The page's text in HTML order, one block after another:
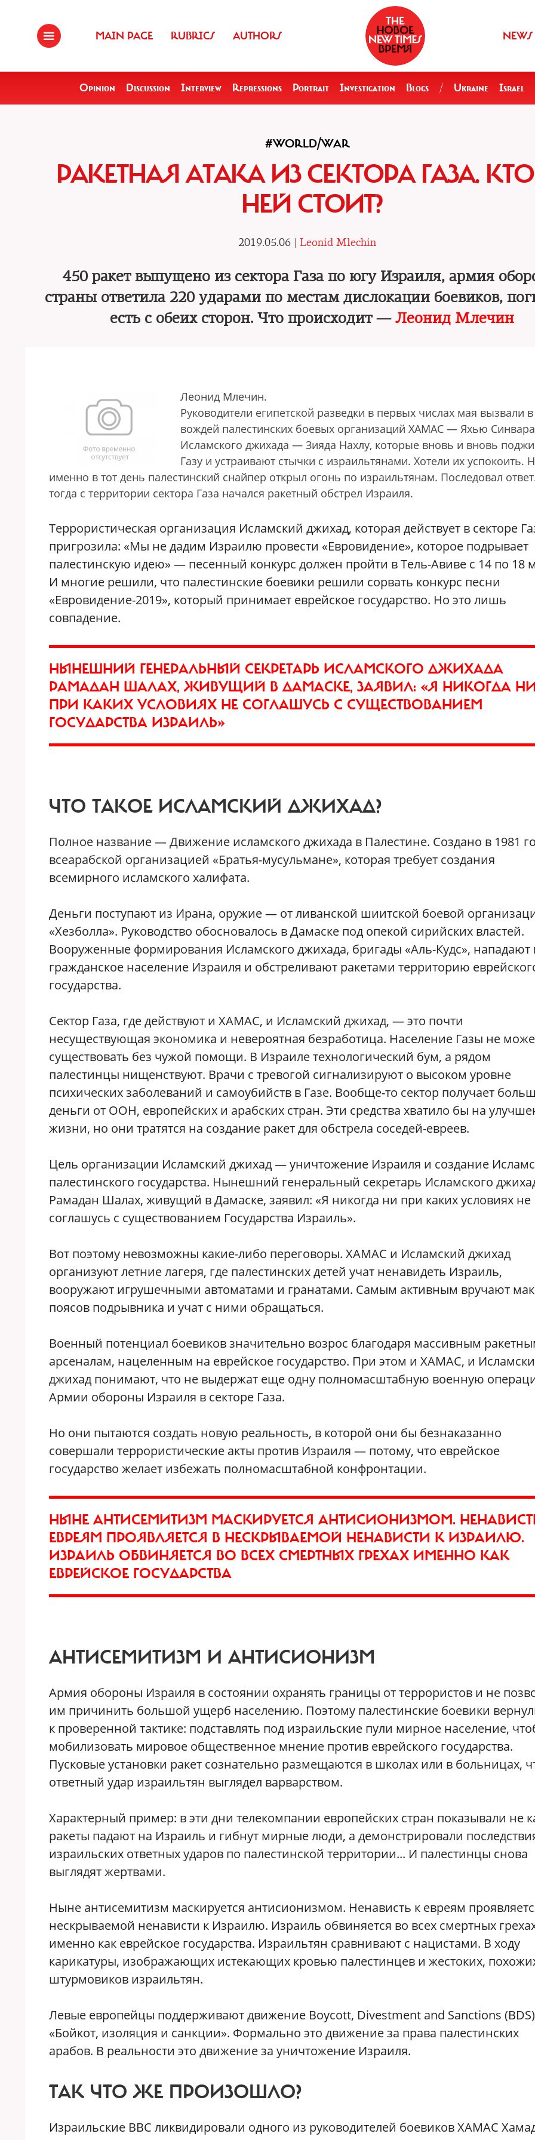
MAIN PAGE RUBRICS AUTHORS NEWS
Opinion Discussion Interview Repressions Portrait Investigation Blogs / Ukraine Israel
#WORLD/WAR
РАКЕТНАЯ АТАКА ИЗ СЕКТОРА ГАЗА.
НЕЙ СТОИТ?
2019.05.06 | Leonid Mlechin
450 ракет выпущено из сектора Газа по югу Израиля, армия
страны ответила 220 ударами по местам дислокации боевиков,
есть с обеих сторон. Что происходит — Леонид Млечин
Леонид Млечин.
Руководители египетской разведки в первых числах мая вызвали
вождей палестинских боевых организаций ХАМАС — Яхью
Исламского джихада — Зияда Нахлу, которые вновь и вновь
Газу и устраивают стычки с израильтянами. Хотели их успокоить.
именно в тот день палестинский снайпер открыл огонь по израильтянам. Последовал
тогда с территории сектора Газа начался ракетный обстрел Израиля.
Террористическая организация Исламский джихад, которая действует в секторе
пригрозила: «Мы не дадим Израилю провести «Евровидение», которое подрывает
палестинскую идею» — песенный конкурс должен пройти в Тель-Авиве с 14 по 18
И многие решили, что палестинские боевики решили сорвать конкурс песни
«Евровидение-2019», который принимает еврейское государство. Но это лишь
совпадение.
НЫНЕШНИЙ ГЕНЕРАЛЬНЫЙ СЕКРЕТАРЬ ИСЛАМСКОГО ДЖИХАДА
РАМАДАН ШАЛАХ, ЖИВУЩИЙ В ДАМАСКЕ, ЗАЯВИЛ: «Я НИКОГДА НИ
ПРИ КАКИХ УСЛОВИЯХ НЕ СОГЛАШУСЬ С СУЩЕСТВОВАНИЕМ
ГОСУДАРСТВА ИЗРАИЛЬ»
ЧТО ТАКОЕ ИСЛАМСКИЙ ДЖИХАД?
Полное название — Движение исламского джихада в Палестине. Создано в 1981
всеарабской организацией «Братья-мусульмане», которая требует создания
всемирного исламского халифата.
Деньги поступают из Ирана, оружие — от ливанской шиитской боевой
«Хезболла». Руководство обосновалось в Дамаске под опекой сирийских властей.
Вооруженные формирования Исламского джихада, бригады «Аль-Кудс», нападают
гражданское население Израиля и обстреливают ракетами территорию
государства.
Сектор Газа, где действуют и ХАМАС, и Исламский джихад, — это почти
несуществующая экономика и невероятная безработица. Население Газы не
существовать без чужой помощи. В Израиле технологический бум, а рядом
палестинцы нищенствуют. Врачи с тревогой сигнализируют о высоком уровне
психических заболеваний и самоубийств в Газе. Вообще-то сектор получает
деньги от ООН, европейских и арабских стран. Эти средства хватило бы на
жизни, но они тратятся на создание ракет для обстрела соседей-евреев.
Цель организации Исламский джихад — уничтожение Израиля и создание
палестинского государства. Нынешний генеральный секретарь Исламского
Рамадан Шалах, живущий в Дамаске, заявил: «Я никогда ни при каких условиях не
соглашусь с существованием Государства Израиль».
Вот поэтому невозможны какие-либо переговоры. ХАМАС и Исламский джихад
организуют летние лагеря, где палестинских детей учат ненавидеть Израиль,
вооружают игрушечными автоматами и гранатами. Самым активным вручают
поясов подрывника и учат с ними обращаться.
Военный потенциал боевиков значительно возрос благодаря массивным
арсеналам, нацеленным на еврейское государство. При этом и ХАМАС, и
джихад понимают, что не выдержат еще одну полномасштабную военную
Армии обороны Израиля в секторе Газа.
Но они пытаются создать новую реальность, в которой они бы безнаказанно
совершали террористические акты против Израиля — потому, что еврейское
государство желает избежать полномасштабной конфронтации.
НЫНЕ АНТИСЕМИТИЗМ МАСКИРУЕТСЯ АНТИСИОНИЗМОМ.
ЕВРЕЯМ ПРОЯВЛЯЕТСЯ В НЕСКРЫВАЕМОЙ НЕНАВИСТИ К ИЗРАИЛЮ.
ИЗРАИЛЬ ОБВИНЯЕТСЯ ВО ВСЕХ СМЕРТНЫХ ГРЕХАХ ИМЕННО КАК
ЕВРЕЙСКОЕ ГОСУДАРСТВА
АНТИСЕМИТИЗМ И АНТИСИОНИЗМ
Армия обороны Израиля в состоянии охранять границы от террористов и не
им причинить большой ущерб населению. Поэтому палестинские боевики
к проверенной тактике: подставлять под израильские пули мирное население,
мобилизовать мировое общественное мнение против еврейского государства.
Пусковые установки ракет сознательно размещаются в школах или в больницах,
ответный удар израильтян выглядел варварством.
Характерный пример: в эти дни телекомпании европейских стран показывали не
ракеты падают на Израиль и гибнут мирные люди, а демонстрировали
израильских ответных ударов по палестинской территории... И палестинцы снова
выглядят жертвами.
Ныне антисемитизм маскируется антисионизмом. Ненависть к евреям
нескрываемой ненависти к Израилю. Израиль обвиняется во всех смертных
именно как еврейское государства. Израильтян сравнивают с нацистами. В ходу
карикатуры, изображающих истекающих кровью палестинцев и жестоких,
штурмовиков израильтян.
Левые европейцы поддерживают движение Boycott, Divestment and Sanctions
«Бойкот, изоляция и санкции». Формально это движение за права палестинских
арабов. В реальности это движение за уничтожение Израиля.
ТАК ЧТО ЖЕ ПРОИЗОШЛО?
Израильские ВВС ликвидировали одного из руководителей боевиков ХАМАС